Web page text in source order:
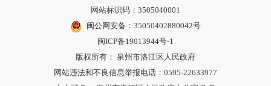
网站标识码：3505040001
闽公网安备：35050402880042号
闽ICP备19013944号-1
版权所有： 泉州市洛江区人民政府
网站违法和不良信息举报电话：0595-22633977